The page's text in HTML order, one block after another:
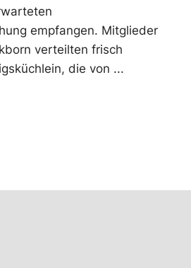
empfangen. Mitglieder
verteilten frisch
die von